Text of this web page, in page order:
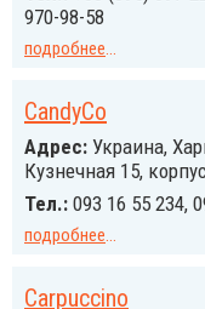
970-98-58
подробнее...
CandyCo
Адрес: Украина,
Кузнечная 15,
Тел.: 093 16 55 234,
подробнее...
Carpuccino